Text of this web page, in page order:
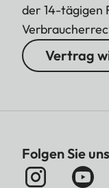
der 14-tägigen
Vertrag
Folgen Sie uns